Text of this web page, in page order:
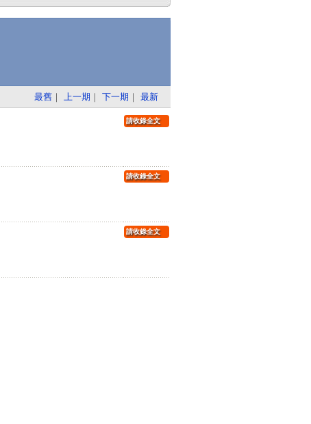
最舊 ｜ 上一期 ｜ 下一期 ｜ 最新
請收錄全文
請收錄全文
請收錄全文